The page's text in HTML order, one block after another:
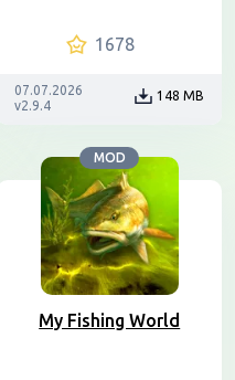
1678
07.07.2026
v2.9.4
148 MB
MOD
My Fishing World